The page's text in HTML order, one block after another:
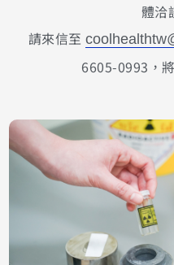
體洽
請來信至
6605-0993，